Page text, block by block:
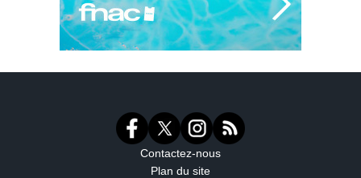
Contactez-nous
Plan du site